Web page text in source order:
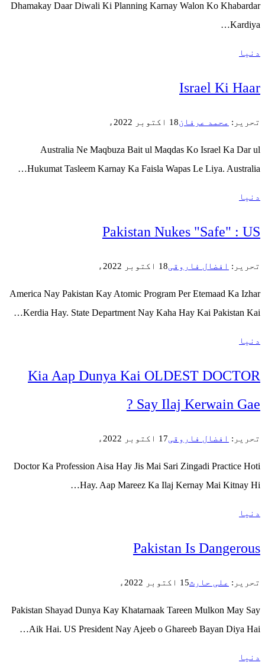
Dhamakay Daar Diwali Ki Planning
Australia Ne Maqbuza Bait
Hukumat Tasleem Karnay Ka
America Nay Pakistan Kay Atomic
Kerdia Hay. State Department
Kia Aap Dunya Kai
Doctor Ka Profession Aisa Hay Jis
Hay. Aap Mareez
Pakistan Shayad Dunya Kay
Aik Hai. US President Nay